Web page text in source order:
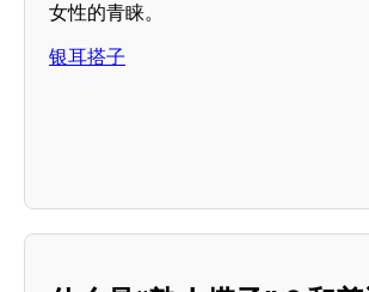
女性的青睐。
银耳搭子